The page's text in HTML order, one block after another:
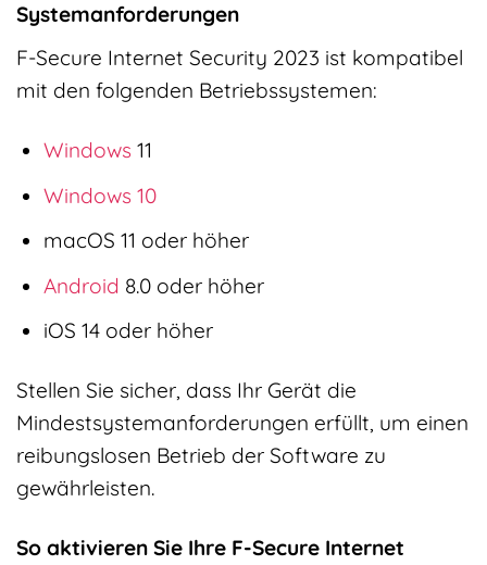
Systemanforderungen
F-Secure Internet Security 2023 ist kompatibel
mit den folgenden Betriebssystemen:
Windows 11
Windows 10
macOS 11 oder höher
Android 8.0 oder höher
iOS 14 oder höher
Stellen Sie sicher, dass Ihr Gerät die
Mindestsystemanforderungen erfüllt, um einen
reibungslosen Betrieb der Software zu
gewährleisten.
So aktivieren Sie Ihre F-Secure Internet